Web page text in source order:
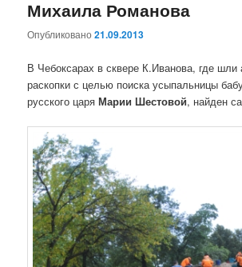
Михаила Романова
Опубликовано21.09.2013
В Чебоксарах в сквере К.Иванова, где шли
раскопки с целью поиска усыпальницы
русского царяМарии Шестовой, найден